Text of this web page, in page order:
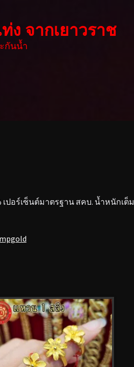
จากเยาวราช
กันน้ำ
ปอร์เซ็นต์มาตรฐาน สคบ. น้ำหนักเต็ม